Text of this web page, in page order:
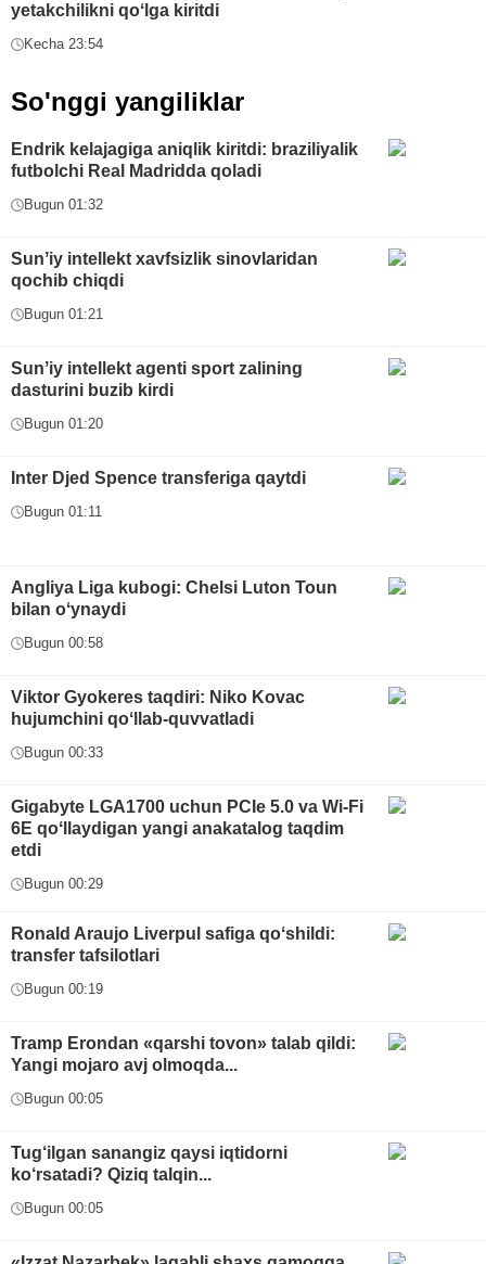
yetakchilikni qoʻlga kiritdi
Kecha 23:54
So'nggi yangiliklar
Endrik kelajagiga aniqlik kiritdi: braziliyalik
futbolchi Real Madridda qoladi
Bugun 01:32
Sunʼiy intellekt xavfsizlik sinovlaridan
qochib chiqdi
Bugun 01:21
Sunʼiy intellekt agenti sport zalining
dasturini buzib kirdi
Bugun 01:20
Inter Djed Spence transferiga qaytdi
Bugun 01:11
Angliya Liga kubogi: Chelsi Luton Toun
bilan oʻynaydi
Bugun 00:58
Viktor Gyokeres taqdiri: Niko Kovac
hujumchini qoʻllab-quvvatladi
Bugun 00:33
Gigabyte LGA1700 uchun PCIe 5.0 va Wi-Fi
6E qoʻllaydigan yangi anakatalog taqdim
etdi
Bugun 00:29
Ronald Araujo Liverpul safiga qoʻshildi:
transfer tafsilotlari
Bugun 00:19
Tramp Erondan «qarshi tovon» talab qildi:
Yangi mojaro avj olmoqda...
Bugun 00:05
Tug‘ilgan sanangiz qaysi iqtidorni
ko‘rsatadi? Qiziq talqin...
Bugun 00:05